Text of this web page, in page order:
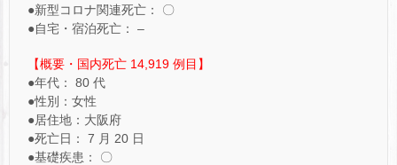
●新型コロナ関連死亡： 〇
●自宅・宿泊死亡： –
【概要・国内死亡 14,919 例目】
●年代： 80 代
●性別：女性
●居住地：大阪府
●死亡日： 7 月 20 日
●基礎疾患： 〇